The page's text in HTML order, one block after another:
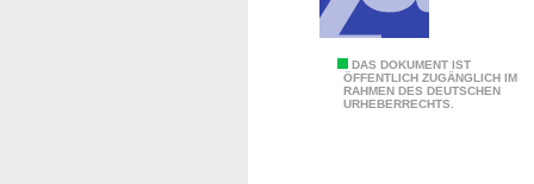
DAS DOKUMENT IST
ÖFFENTLICH ZUGÄNGLICH IM
RAHMEN DES DEUTSCHEN
URHEBERRECHTS.